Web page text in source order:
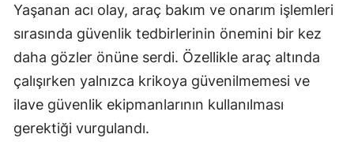
Yaşanan acı olay, araç bakım ve onarım işlemleri
sırasında güvenlik tedbirlerinin önemini bir kez
daha gözler önüne serdi. Özellikle araç altında
çalışırken yalnızca krikoya güvenilmemesi ve
ilave güvenlik ekipmanlarının kullanılması
gerektiği vurgulandı.